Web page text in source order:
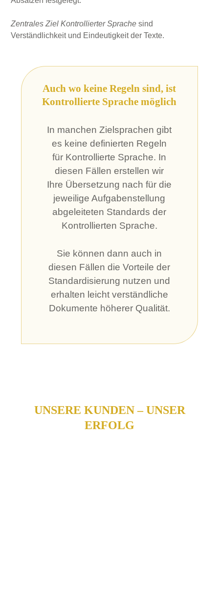
Zentrales Ziel Kontrollierter Sprache sind
Verständlichkeit und Eindeutigkeit der Texte.
Auch wo keine Regeln sind, ist
Kontrollierte Sprache möglich
In manchen Zielsprachen gibt
es keine definierten Regeln
für Kontrollierte Sprache. In
diesen Fällen erstellen wir
Ihre Übersetzung nach für die
jeweilige Aufgabenstellung
abgeleiteten Standards der
Kontrollierten Sprache.
Sie können dann auch in
diesen Fällen die Vorteile der
Standardisierung nutzen und
erhalten leicht verständliche
Dokumente höherer Qualität.
UNSERE KUNDEN – UNSER
ERFOLG